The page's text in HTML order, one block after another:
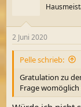
e
n
2 Juni 2020
Pelle schrieb:
Gratulation zu
Frage